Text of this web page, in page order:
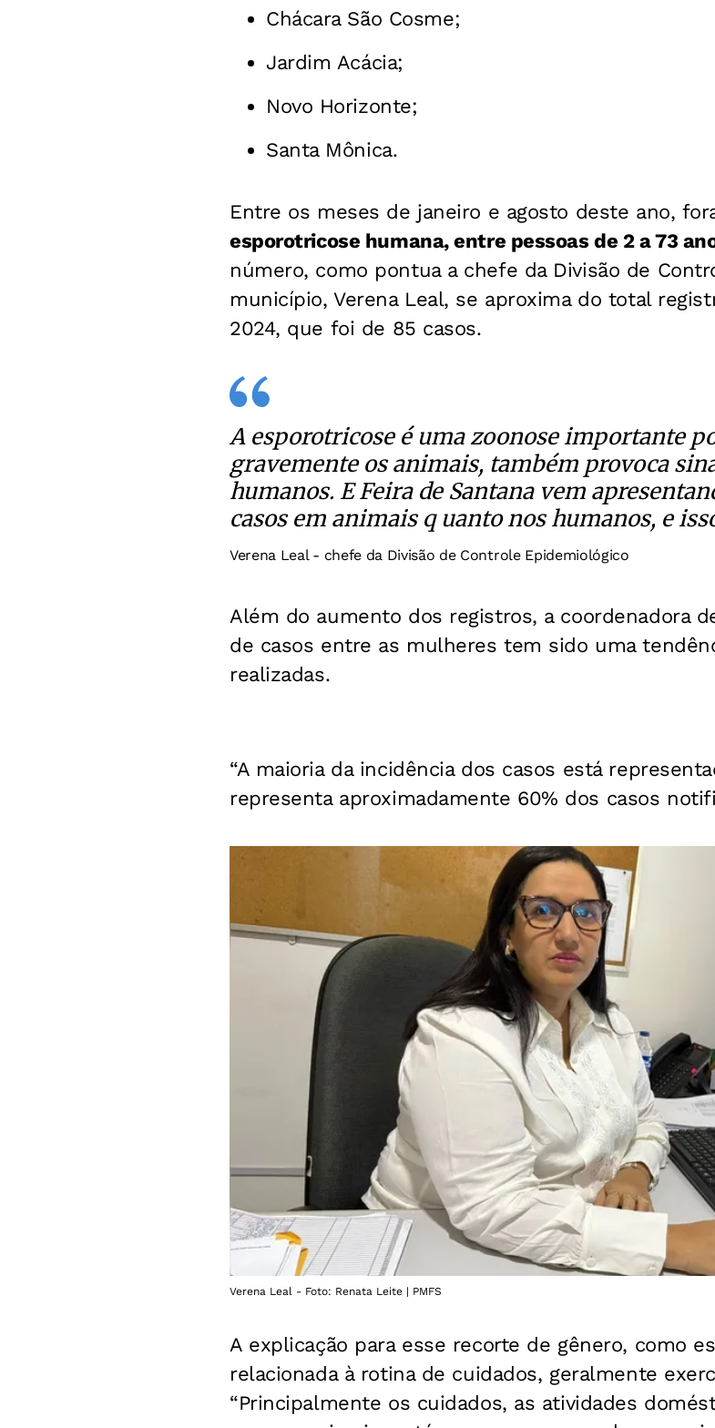
Chácara São Cosme;
Jardim Acácia;
Novo Horizonte;
Santa Mônica.
Entre os meses de janeiro e agosto deste ano,
esporotricose humana, entre pessoas de 2 a 73
número, como pontua a chefe da Divisão de
município, Verena Leal, se aproxima do total
2024, que foi de 85 casos.
A esporotricose é uma zoonose importante
gravemente os animais, também provoca
humanos. E Feira de Santana vem
casos em animais q uanto nos humanos, e
Verena Leal - chefe da Divisão de Controle Epidemiológico
Além do aumento dos registros, a coordenadora
de casos entre as mulheres tem sido uma
realizadas.
“A maioria da incidência dos casos está
representa aproximadamente 60% dos casos
Verena Leal - Foto: Renata Leite | PMFS
A explicação para esse recorte de gênero, como
relacionada à rotina de cuidados, geralmente
“Principalmente os cuidados, as atividades